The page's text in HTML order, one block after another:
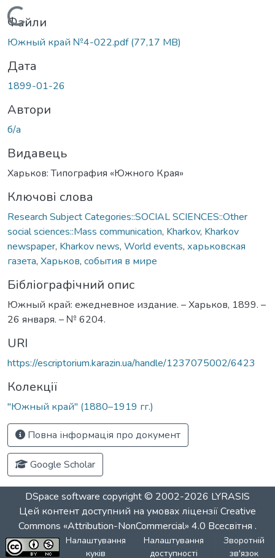
Вантажиться...
Файли
Южный край №4-022.pdf(77,17 MB)
Дата
1899-01-26
Автори
б/а
Видавець
Харьков: Типография «Южного Края»
Ключові слова
Research Subject Categories::SOCIAL SCIENCES::Other
social sciences::Mass communication, Kharkov, Kharkov
newspaper, Kharkov news, World events, харьковская
газета, Харьков, события в мире
Бібліографічний опис
Южный край: ежедневное издание. – Харьков, 1899. –
26 января. – № 6204.
URI
https://escriptorium.karazin.ua/handle/1237075002/6423
Колекції
"Южный край" (1880–1919 гг.)
Повна інформація про документ
Google Scholar
DSpace software copyright © 2002-2026 LYRASIS
Цей контент доступний на умовах ліцензіїCreative
Commons «Attribution-NonCommercial» 4.0 Всесвітня .
Налаштування
куків
Налаштування
доступності
Зворотній
зв'язок